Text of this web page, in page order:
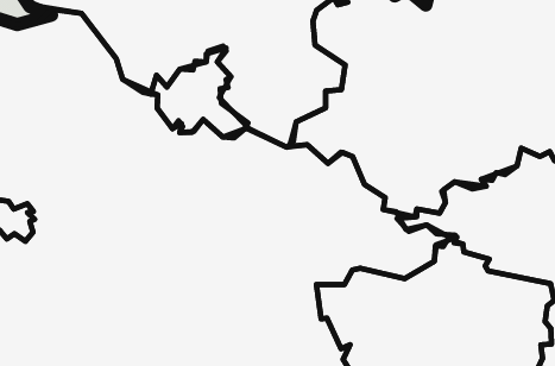
in 30 Sekunden zu einem Pflegeplatz
bei Ihnen.